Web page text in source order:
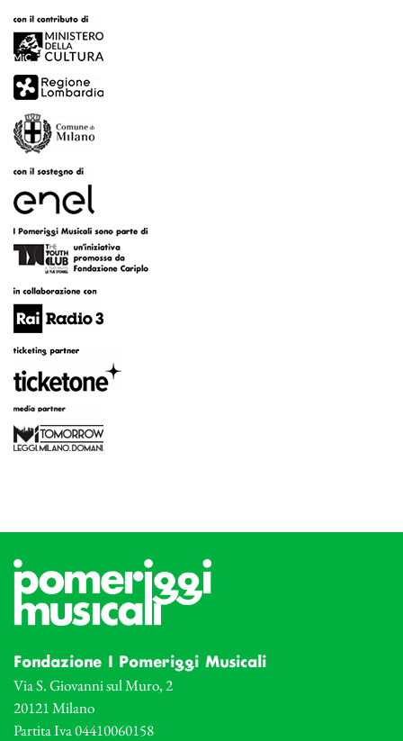
Fondazione I Pomeriggi Musicali
Via S. Giovanni sul Muro, 2
20121 Milano
Partita Iva 04410060158